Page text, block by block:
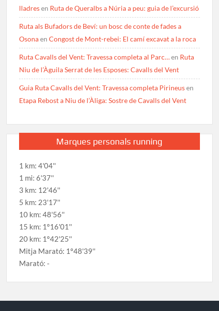
lladresen Ruta de Queralbs a Núria a peu: guia de l’excursió
Ruta als Bufadors de Beví: un bosc de conte de fades a
OsonaenCongost de Mont-rebei: El camí excavat a la roca
Ruta Cavalls del Vent: Travessa completa al Parc…en Ruta
Niu de l’Àguila Serrat de les Esposes: Cavalls del Vent
Guia Ruta Cavalls del Vent: Travessa completa Pirineusen
Etapa Rebost a Niu de l’Àliga: Sostre de Cavalls del Vent
Marques personals running
1 km: 4'04''
1 mi: 6'37''
3 km: 12'46''
5 km: 23'17''
10 km: 48'56''
15 km: 1º16'01''
20 km: 1º42'25''
Mitja Marató: 1º48'39''
Marató: -